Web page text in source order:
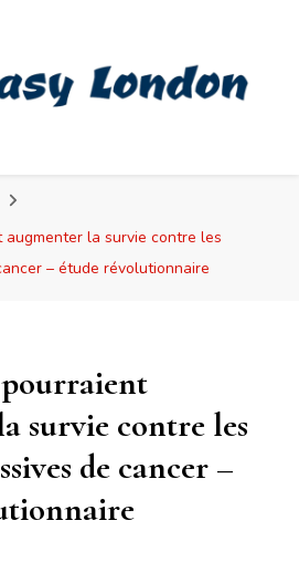
la survie contre les
– étude révolutionnaire
pourraient
survie contre les
de cancer –